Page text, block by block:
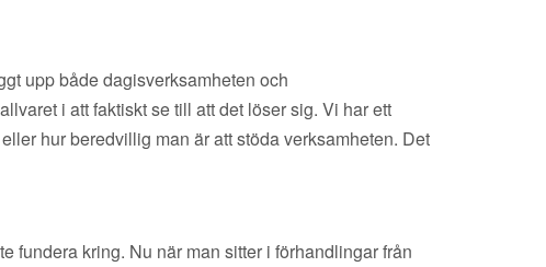
upp både dagisverksamheten och
i att faktiskt se till att det löser sig. Vi har ett
hur beredvillig man är att stöda verksamheten. Det
fundera kring. Nu när man sitter i förhandlingar från